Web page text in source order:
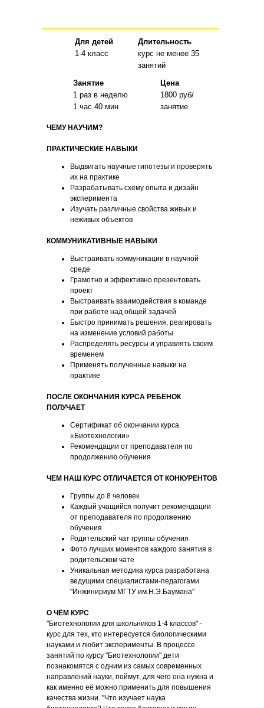
Для детей
1-4 класс
Длительность
курс не менее 35
занятий
Занятие
1 раз в неделю
1 час 40 мин
Цена
1800 руб/
занятие
ЧЕМУ НАУЧИМ?
ПРАКТИЧЕСКИЕ НАВЫКИ
Выдвигать научные гипотезы и проверять
их на практике
Разрабатывать схему опыта и дизайн
эксперимента
Изучать различные свойства живых и
неживых объектов
КОММУНИКАТИВНЫЕ НАВЫКИ
Выстраивать коммуникации в научной
среде
Грамотно и эффективно презентовать
проект
Выстраивать взаимодействия в команде
при работе над общей задачей
Быстро принимать решения, реагировать
на изменение условий работы
Распределять ресурсы и управлять своим
временем
Применять полученные навыки на
практике
ПОСЛЕ ОКОНЧАНИЯ КУРСА РЕБЕНОК
ПОЛУЧАЕТ
Сертификат об окончании курса
«Биотехнологии»
Рекомендации от преподавателя по
продолжению обучения
ЧЕМ НАШ КУРС ОТЛИЧАЕТСЯ ОТ КОНКУРЕНТОВ
Группы до 8 человек
Каждый учащийся получит рекомендации
от преподавателя по продолжению
обучения
Родительский чат группы обучения
Фото лучших моментов каждого занятия в
родительском чате
Уникальная методика курса разработана
ведущими специалистами-педагогами
"Инжинириум МГТУ им.Н.Э.Баумана"
О ЧЁМ КУРС
"Биотехнологии для школьников 1-4 классов" -
курс для тех, кто интересуется биологическими
науками и любит эксперименты. В процессе
занятий по курсу "Биотехнологии" дети
познакомятся с одним из самых современных
направлений науки, поймут, для чего она нужна и
как именно её можно применить для повышения
качества жизни. "Что изучает наука